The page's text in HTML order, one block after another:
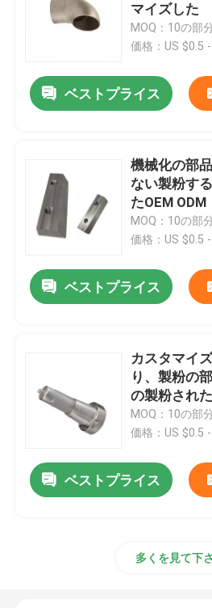
プロダクト
私達について
工場旅行
私達に連絡しなさい
消失型鋳造法の部品
マイズした
MOQ：10の部
価格：US $0.5
ベストプライス
機械化の部
ない製粉す
たOEM ODM
MOQ：10の部
価格：US $0.5
ベストプライス
カスタマイ
り、製粉の
の製粉され
MOQ：10の部
価格：US $0.5
ベストプライス
多くを見て下